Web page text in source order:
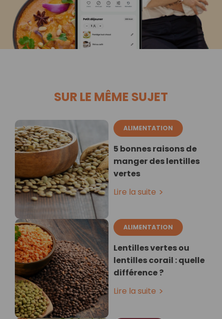
SUR LE MÊME SUJET
ALIMENTATION
5 bonnes raisons de
manger des lentilles
vertes
Lire la suite
ALIMENTATION
Lentilles vertes ou
lentilles corail : quelle
différence ?
Lire la suite